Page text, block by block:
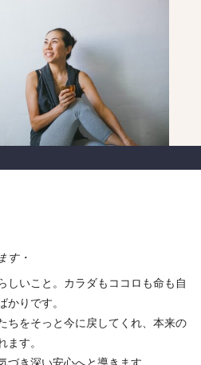
す・
しいこと。カラダもココロも命も自
かりです。
ちをそっと今に戻してくれ、本来の
ます。